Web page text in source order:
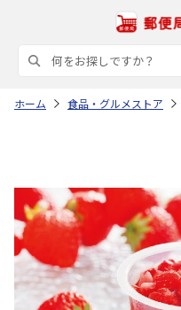
ホーム 食品・グルメストア